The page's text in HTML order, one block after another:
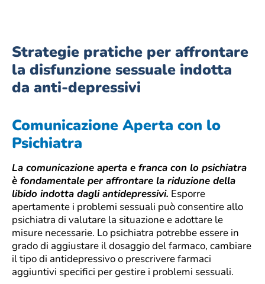
Strategie pratiche per affrontare
la disfunzione sessuale indotta
da anti-depressivi
Comunicazione Aperta con lo
Psichiatra
La comunicazione aperta e franca con lo psichiatra
è fondamentale per affrontare la riduzione della
libido indotta dagli antidepressivi. Esporre
apertamente i problemi sessuali può consentire allo
psichiatra di valutare la situazione e adottare le
misure necessarie. Lo psichiatra potrebbe essere in
grado di aggiustare il dosaggio del farmaco, cambiare
il tipo di antidepressivo o prescrivere farmaci
aggiuntivi specifici per gestire i problemi sessuali.